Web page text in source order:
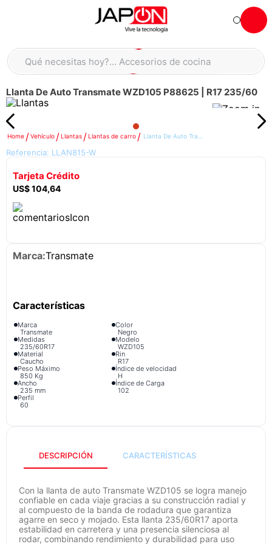
Hola... qué necesitas hoy?
Qué necesitas hoy?... Accesorios de cocina
Llanta De Auto Transmate WZD105 P88625 | R17 235/60
Vehículo Llantas Llantas de carro
Referencia: LLAN815-W
Tarjeta Crédito
US$104,64
Transmate
Marca
Transmate
Color
Negro
Medidas
235/60R17
Modelo
WZD105
Material
Caucho
Rin
R17
Peso Máximo
850 Kg
Índice de velocidad
H
Ancho
235 mm
Índice de Carga
102
Perfil
60
DESCRIPCIÓN CARACTERÍSTICAS
Con la llanta de auto Transmate WZD105 se logra manejo
confiable en cada viaje gracias a su construcción radial y
al compuesto de la banda de rodadura que garantiza
agarre en seco y mojado. Esta llanta 235/60R17 aporta
estabilidad en carretera y una presencia silenciosa al
rodar, combinando rendimiento y durabilidad para uso
TÉRMINOS MÁS BUSCADOS
2. refrigeradora
3. lavadora
4. scooter
england sound parlantes
6. laptop
8 . iphone
10. cocina